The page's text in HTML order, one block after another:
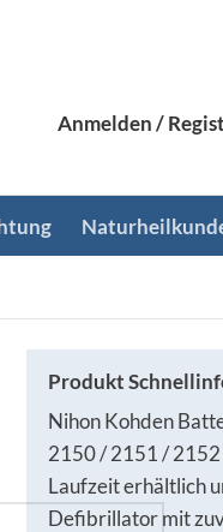
Anmelden /
Produkt
Nihon Kohden
2150 / 2151 /
Laufzeit erhältlich
Defibrillator mit